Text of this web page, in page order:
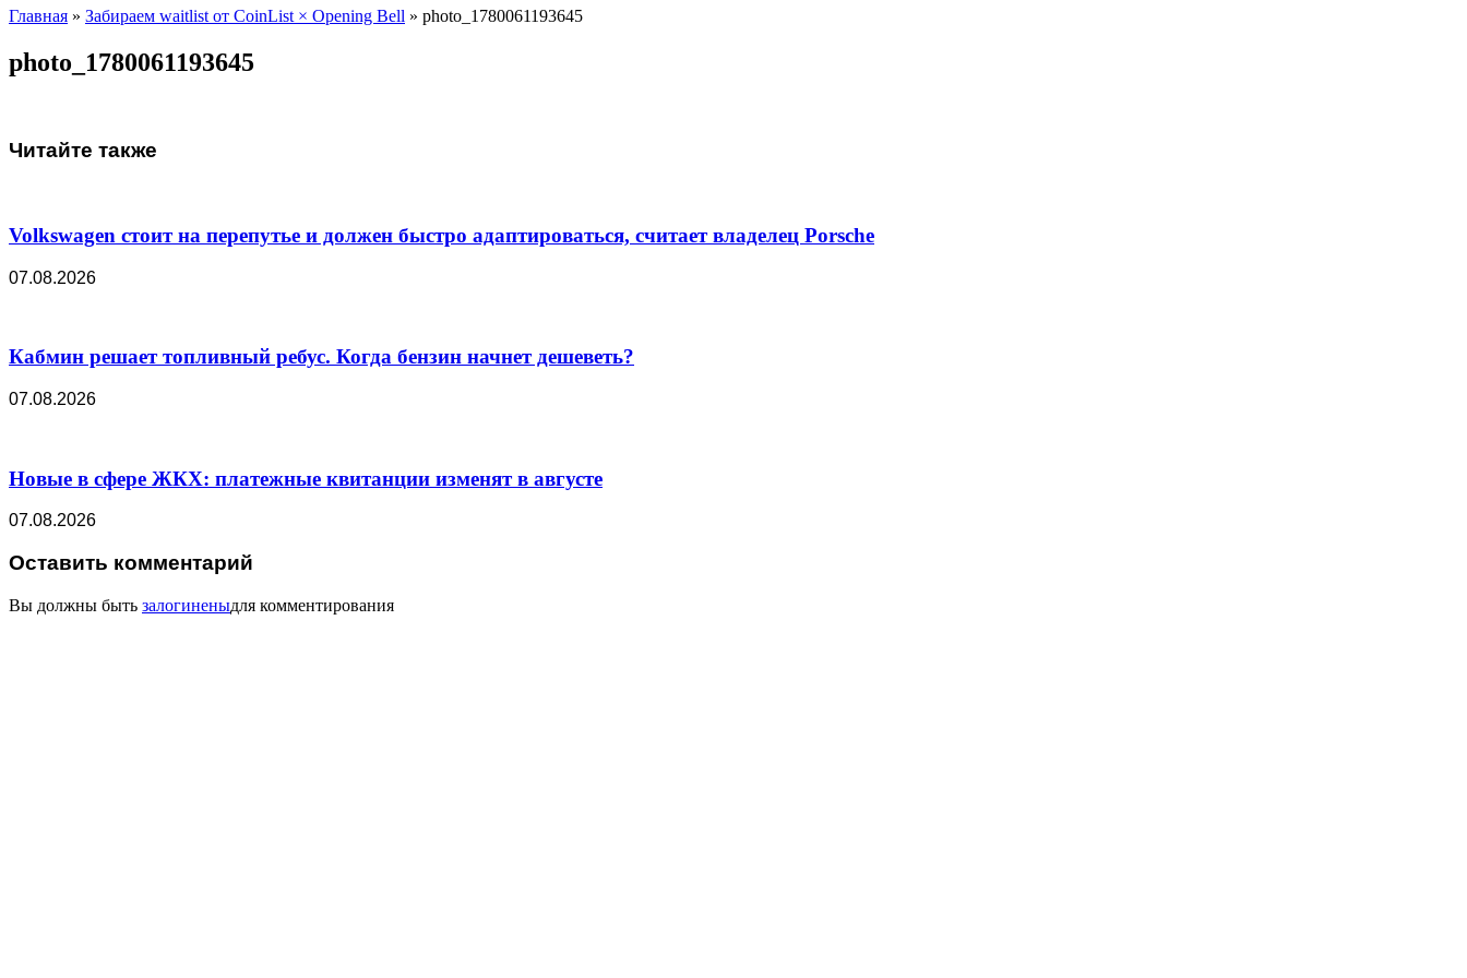
Главная » Забираем waitlist от CoinList × Opening Bell » photo_1780061193645
photo_1780061193645
Читайте также
Volkswagen стоит на перепутье и должен быстро адаптироваться, считает владелец Porsche
07.08.2026
Кабмин решает топливный ребус. Когда бензин начнет дешеветь?
07.08.2026
Новые в сфере ЖКХ: платежные квитанции изменят в августе
07.08.2026
Оставить комментарий
Вы должны быть залогиненыдля комментирования